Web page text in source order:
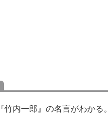
『竹内一郎』の名言がわかる。